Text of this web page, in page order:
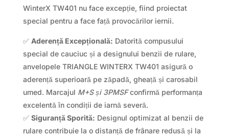
WinterX TW401 nu face excepție, fiind proiectat
special pentru a face față provocărilor iernii.
✅ Aderență Excepțională: Datorită compusului
special de cauciuc și a designului benzii de rulare,
anvelopele TRIANGLE WINTERX TW401 asigură o
aderență superioară pe zăpadă, gheață și carosabil
umed. Marcajul M+S și 3PMSFconfirmă performanța
excelentă în condiții de iarnă severă.
✅ Siguranță Sporită: Designul optimizat al benzii de
rulare contribuie la o distanță de frânare redusă și la